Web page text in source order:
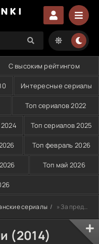
С высоким рейтингом
Интересные сериалы
Топ сериалов 2022
Топ сериалов 2025
Топ февраль 2026
Топ май 2026
сериалы » За пределами (2014)
(2014)